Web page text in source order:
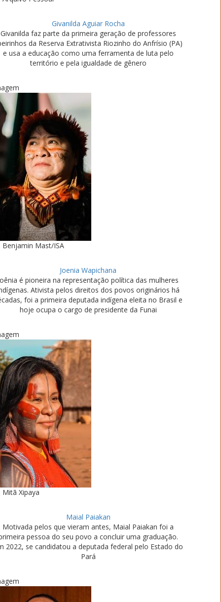
Givanilda Aguiar Rocha
Givanilda faz parte da primeira geração de professores
da Reserva Extrativista Riozinho do Anfrísio (PA)
e usa a educação como uma ferramenta de luta pelo
território e pela igualdade de gênero
Benjamin Mast/ISA
Joenia Wapichana
é pioneira na representação política das mulheres
Ativista pelos direitos dos povos originários há
foi a primeira deputada indígena eleita no Brasil e
hoje ocupa o cargo de presidente da Funai
Mitã Xipaya
Maial Paiakan
Motivada pelos que vieram antes, Maial Paiakan foi a
pessoa do seu povo a concluir uma graduação.
2022, se candidatou a deputada federal pelo Estado do
Pará